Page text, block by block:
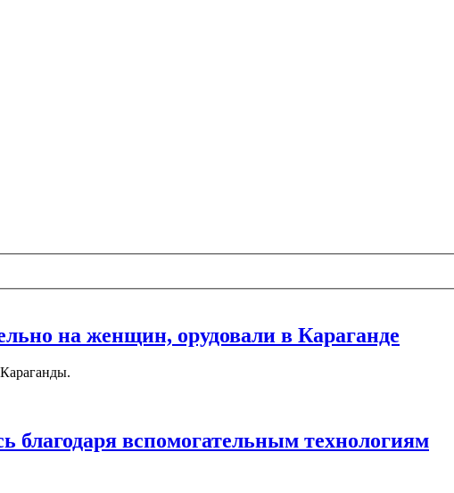
на женщин, орудовали в Караганде
благодаря вспомогательным технологиям